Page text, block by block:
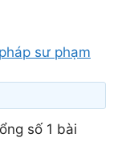
sư phạm
số 1 bài